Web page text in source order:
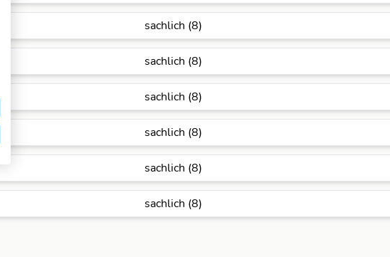
sachlich (8)
sachlich (8)
sachlich (8)
sachlich (8)
sachlich (8)
sachlich (8)